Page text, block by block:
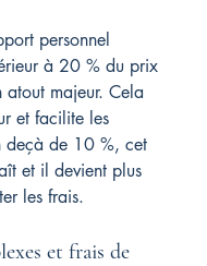
personnel
à 20 % du prix
majeur. Cela
et facilite les
deçà de 10 %, cet
et il devient plus
les frais.
et frais de